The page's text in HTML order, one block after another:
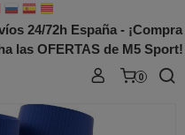
24/72h España - ¡Compra
las OFERTAS de M5 Sport!
0